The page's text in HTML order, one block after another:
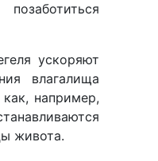
ускоряют
влагалища
например,
живота.